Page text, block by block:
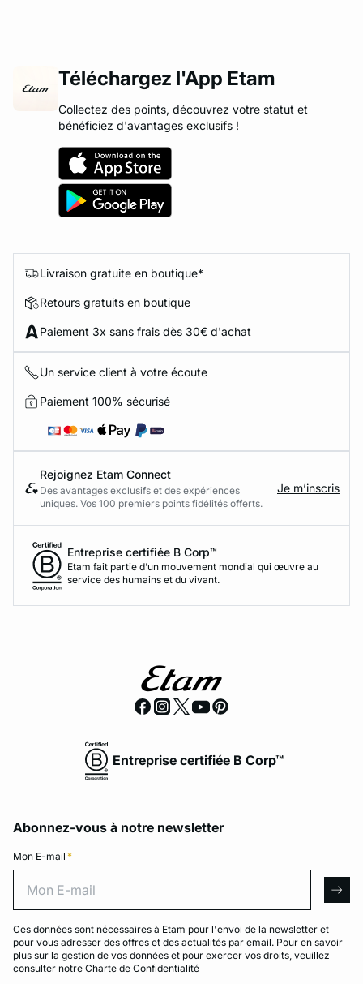
Téléchargez l'App Etam
Collectez des points, découvrez votre statut et
bénéficiez d'avantages exclusifs !
Livraison gratuite en boutique*
Retours gratuits en boutique
Paiement 3x sans frais dès 30€ d'achat
Un service client à votre écoute
Paiement 100% sécurisé
Rejoignez Etam Connect
Des avantages exclusifs et des expériences
uniques. Vos 100 premiers points fidélités offerts.
Je m’inscris
Entreprise certifiée B Corp™
Etam fait partie d’un mouvement mondial qui œuvre au
service des humains et du vivant.
Entreprise certifiée B Corp™
Abonnez-vous à notre newsletter
Mon E-mail *
Ces données sont nécessaires à Etam pour l'envoi de la newsletter et
pour vous adresser des offres et des actualités par email. Pour en savoir
plus sur la gestion de vos données et pour exercer vos droits, veuillez
consulter notre Charte de Confidentialité